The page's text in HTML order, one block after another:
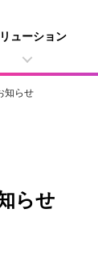
ューション
知らせ
らせ